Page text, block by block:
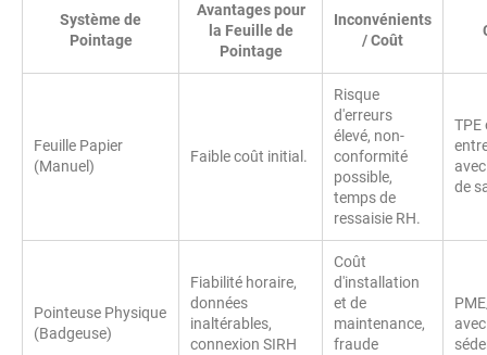
Système de
Pointage
Avantages pour
la Feuille de
Pointage
Inconvénients
/ Coût
Feuille Papier
(Manuel)
Faible coût initial.
Risque
d'erreurs
élevé, non-
conformité
possible,
temps de
ressaisie RH.
TPE
de
Pointeuse Physique
(Badgeuse)
Fiabilité horaire,
données
inaltérables,
connexion SIRH
Coût
d'installation
et de
maintenance,
fraude